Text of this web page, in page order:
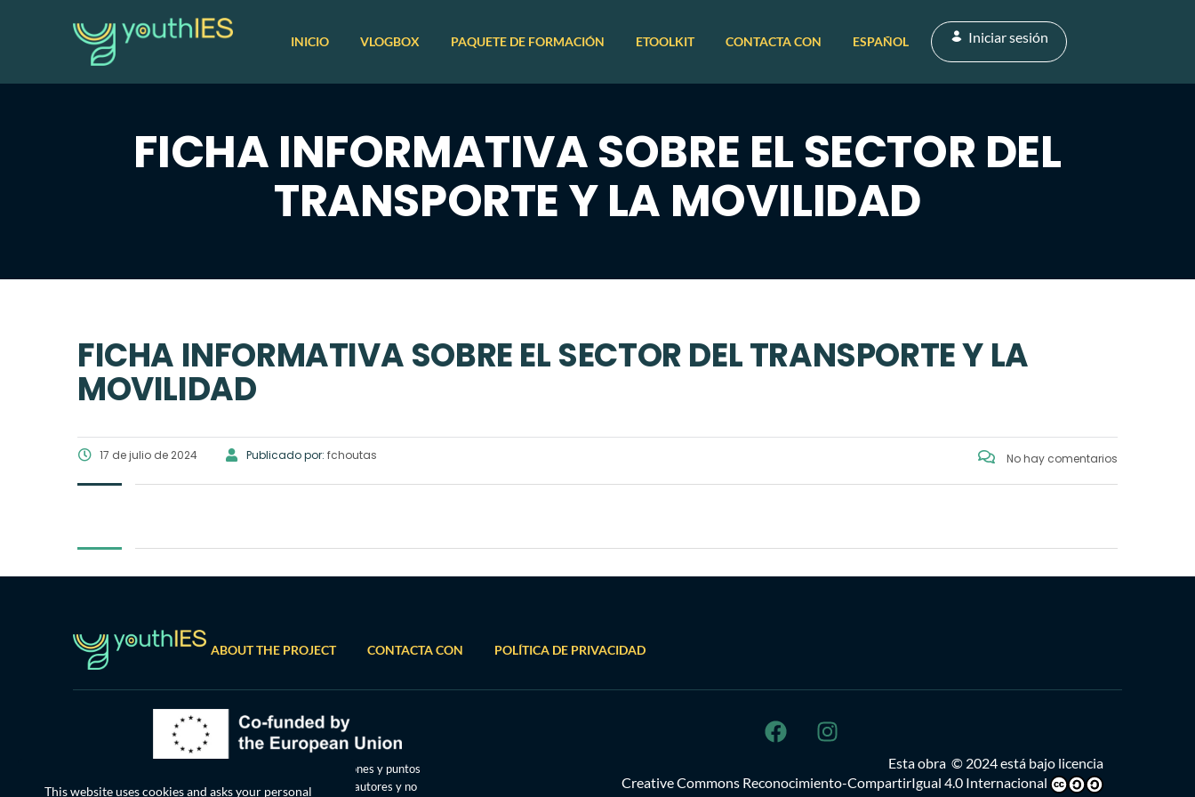
INICIO VLOGBOX PAQUETE DE FORMACIÓN ETOOLKIT CONTACTA CON ESPAÑOL Iniciar sesión
FICHA INFORMATIVA SOBRE EL SECTOR DEL
TRANSPORTE Y LA MOVILIDAD
FICHA INFORMATIVA SOBRE EL SECTOR DEL TRANSPORTE Y LA
MOVILIDAD
17 de julio de 2024 Publicado por: fchoutas No hay comentarios
ABOUT THE PROJECT CONTACTA CON POLÍTICA DE PRIVACIDAD
Financiado por la Unión Europea. No obstante, las opiniones y puntos
de vista expresados son exclusivamente los del autor o autores y no
Esta obra© 2024 está bajo licencia
Creative Commons Reconocimiento-CompartirIgual 4.0 Internacional
This website uses cookies and asks your personal